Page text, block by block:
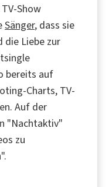
Show
Sänger, dass sie
die Liebe zur
bereits auf
Charts, TV-
Auf der
"Nachtaktiv"
zu